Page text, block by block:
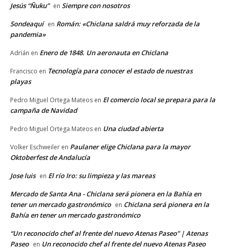
Jesús “Ñuku” en Siempre con nosotros
Sondeaquí en Román: «Chiclana saldrá muy reforzada de la
pandemia»
Adrián en Enero de 1848. Un aeronauta en Chiclana
Francisco en Tecnología para conocer el estado de nuestras
playas
Pedro Miguel Ortega Mateos en El comercio local se prepara para la
campaña de Navidad
Pedro Miguel Ortega Mateos en Una ciudad abierta
Volker Eschweiler en Paulaner elige Chiclana para la mayor
Oktoberfest de Andalucía
Jose luis en El río Iro: su limpieza y las mareas
Mercado de Santa Ana - Chiclana será pionera en la Bahía en
tener un mercado gastronómico en Chiclana será pionera en la
Bahía en tener un mercado gastronómico
“Un reconocido chef al frente del nuevo Atenas Paseo” | Atenas
Paseo en Un reconocido chef al frente del nuevo Atenas Paseo